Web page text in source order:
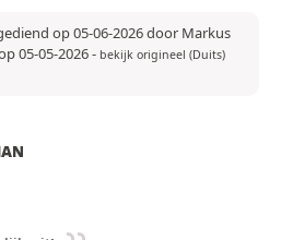
op 05-06-2026 door Markus
05-05-2026- bekijk origineel (Duits)